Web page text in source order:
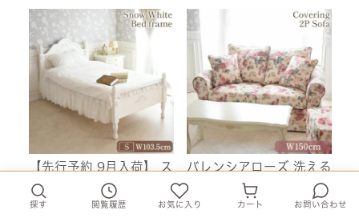
【先行予約 9月入荷】 ス
ノーホワイト プリンセス
シングルベッド ホワイト
¥99,700 （税込）
バレンシアローズ 洗える
カバーリングソファ 2人
掛け(2P) 薔薇 幅150cm
¥121,600 （税込） ¥
探す 閲覧履歴 お気に入り カート お問い合わせ